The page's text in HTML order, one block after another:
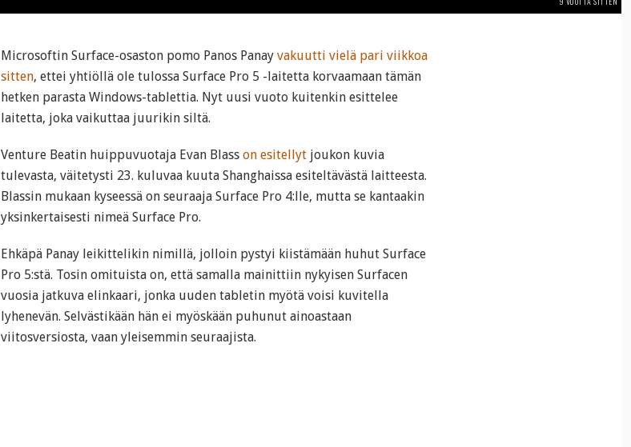
Microsoftin Surface-osaston pomo Panos Panay vakuutti vielä pari viikkoa
sitten, ettei yhtiöllä ole tulossa Surface Pro 5 -laitetta korvaamaan tämän
hetken parasta Windows-tablettia. Nyt uusi vuoto kuitenkin esittelee
laitetta, joka vaikuttaa juurikin siltä.
Venture Beatin huippuvuotaja Evan Blass on esitellyt joukon kuvia
tulevasta, väitetysti 23. kuluvaa kuuta Shanghaissa esiteltävästä laitteesta.
Blassin mukaan kyseessä on seuraaja Surface Pro 4:lle, mutta se kantaakin
yksinkertaisesti nimeä Surface Pro.
Ehkäpä Panay leikittelikin nimillä, jolloin pystyi kiistämään huhut Surface
Pro 5:stä. Tosin omituista on, että samalla mainittiin nykyisen Surfacen
vuosia jatkuva elinkaari, jonka uuden tabletin myötä voisi kuvitella
lyhenevän. Selvästikään hän ei myöskään puhunut ainoastaan
viitosversiosta, vaan yleisemmin seuraajista.